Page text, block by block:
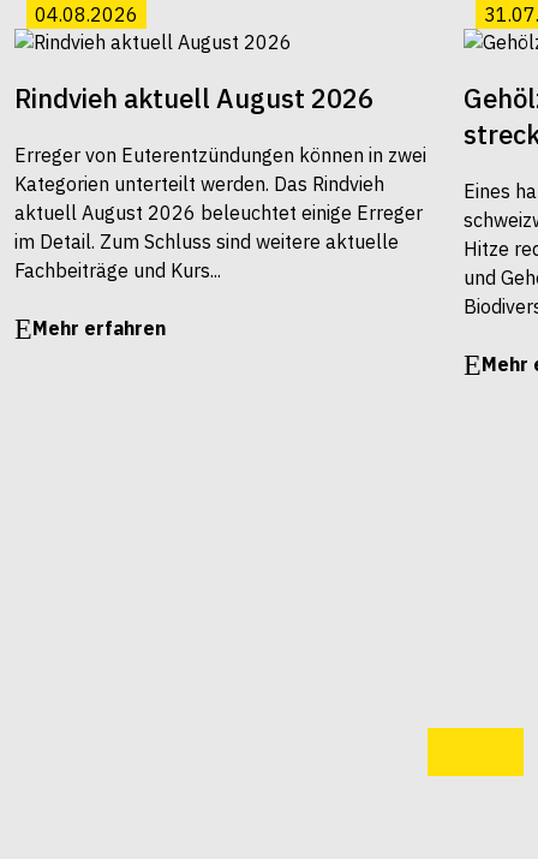
04.08.2026
Rindvieh aktuell August 2026
Erreger von Euterentzündungen können in zwei
Kategorien unterteilt werden. Das Rindvieh
aktuell August 2026 beleuchtet einige Erreger
im Detail. Zum Schluss sind weitere aktuelle
Fachbeiträge und Kurs...
Mehr erfahren
Eines
Hitze
und
Mehr